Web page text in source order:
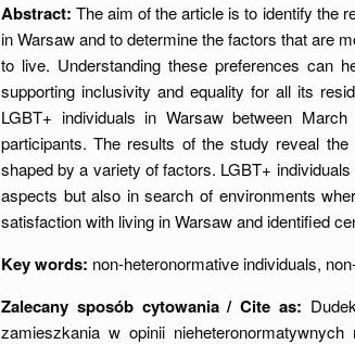
Abstract: The aim of the article is to identify the
in Warsaw and to determine the factors that are
to live. Understanding these preferences can
supporting inclusivity and equality for all its
LGBT+ individuals in Warsaw between
participants. The results of the study reveal
shaped by a variety of factors. LGBT+
aspects but also in search of environments
satisfaction with living in Warsaw and identified
Key words: non-heteronormative individuals,
Zalecany sposób cytowania / Cite as:
zamieszkania w opinii nieheteronormatywnych